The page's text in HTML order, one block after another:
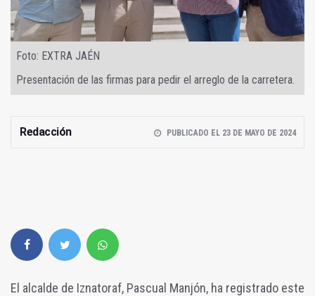
Foto: EXTRA JAÉN
Presentación de las firmas para pedir el arreglo de la carretera.
Redacción PUBLICADO EL 23 DE MAYO DE 2024
El alcalde de Iznatoraf, Pascual Manjón, ha registrado este